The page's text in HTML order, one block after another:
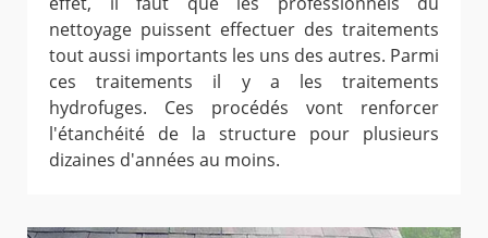
nettoyage puissent effectuer des traitements
tout aussi importants les uns des autres. Parmi
ces traitements il y a les traitements
hydrofuges. Ces procédés vont renforcer
l'étanchéité de la structure pour plusieurs
dizaines d'années au moins.